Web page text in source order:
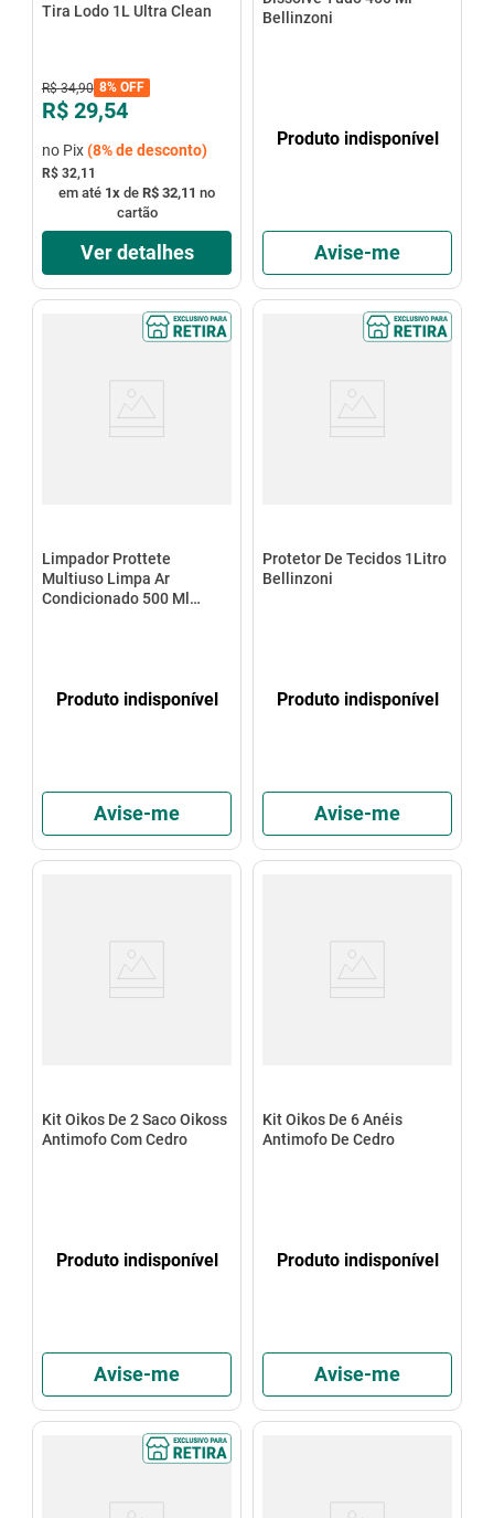
Tira Lodo 1L Ultra Clean
R$ 34,90 8%OFF
R$ 29,54
no Pix(8%de desconto)
R$ 32,11
em até 1x de R$ 32,11 no
cartão
Ver detalhes
Bellinzoni
Produto indisponível
Avise-me
Limpador Prottete
Multiuso Limpa Ar
Condicionado 500 Ml
Produto indisponível
Avise-me
Protetor De Tecidos 1Litro
Bellinzoni
Produto indisponível
Avise-me
Kit Oikos De 2 Saco Oikoss
Antimofo Com Cedro
Produto indisponível
Avise-me
Kit Oikos De 6 Anéis
Antimofo De Cedro
Produto indisponível
Avise-me